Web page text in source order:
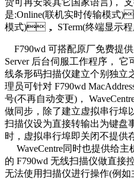
是:Online(联机实时传输模式
模式)， STerm(终端显
F790wd 可搭配原厂免费提供
Server 后台伺服工作程序，
线条形码扫描仪建立个别独立之
理员可针对 F790wd
号(不再自动变更)，
做同步，除了建立虚拟串行埠
扫描仪设为直接转输出为键盘
时，虚拟串行埠即关闭不提供
WaveCentre同时也提供给主
的 F790wd 无线扫描仪做直接
无法使用扫描仪进行操作(例如